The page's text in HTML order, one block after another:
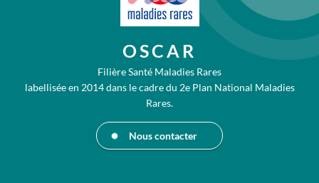
OSCAR
Filière Santé Maladies Rares
labellisée en 2014 dans le cadre du 2e Plan National Maladies
Rares.
Nous contacter